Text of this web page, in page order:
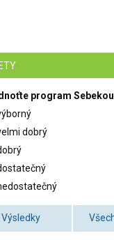
program
dobrý
Výsledky